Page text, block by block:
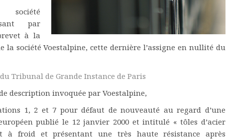
par
à la
la société Voestalpine, cette dernière l’assigne en nullité du
Tribunal de Grande Instance de Paris
description invoquée par Voestalpine,
1, 2 et 7 pour défaut de nouveauté au regard d’une
publié le 12 janvier 2000 et intitulé « tôles d’acier
à froid et présentant une très haute résistance après